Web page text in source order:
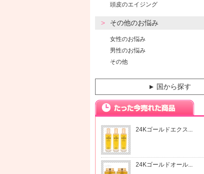
頭皮のエイジング
その他のお悩み
女性のお悩み
男性のお悩み
その他
▼ 国から探す
24Kゴールドエクス...
24Kゴールドオール...